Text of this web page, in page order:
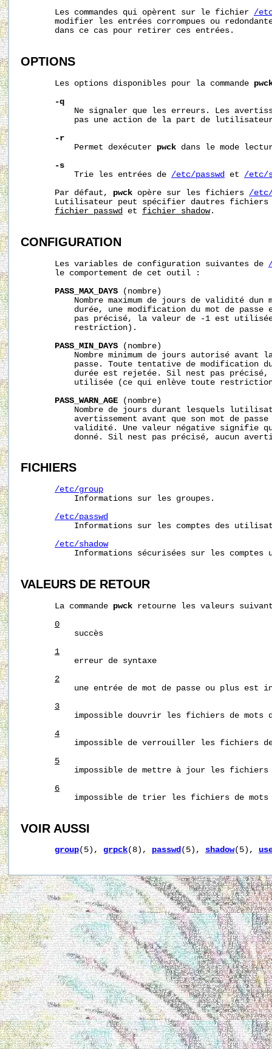
       Les commandes qui opèrent sur le fichier
/
modifier les entrées corrompues ou
       dans ce cas pour retirer ces entrées.
OPTIONS
       Les options disponibles pour la commande
-q
Ne signaler que les erreurs. Les
pas une action de la part de
-r
           Permet dexécuter
pwck dans le mode
-s
           Trie les entrées de
/etc/passwd et /etc/
       Par défaut,
pwck opère sur les fichiers /etc/
Lutilisateur peut spécifier dautres fichiers
fichier_passwd
et fichier_shadow.
CONFIGURATION
       Les variables de configuration suivantes de
       le comportement de cet outil :
PASS_MAX_DAYS (nombre)
Nombre maximum de jours de validité dun
durée, une modification du mot de passe
pas précisé, la valeur de -1 est
           restriction).
PASS_MIN_DAYS (nombre)
Nombre minimum de jours autorisé avant
passe. Toute tentative de modification
durée est rejetée. Sil nest pas précisé,
utilisée (ce qui enlève toute
PASS_WARN_AGE (nombre)
Nombre de jours durant lesquels
avertissement avant que son mot de passe
validité. Une valeur négative signifie
donné. Sil nest pas précisé, aucun
FICHIERS
/etc/group
           Informations sur les groupes.
/etc/passwd
Informations sur les comptes des
/etc/shadow
Informations sécurisées sur les comptes
VALEURS DE RETOUR
       La commande
pwck retourne les valeurs
0
           succès
1
           erreur de syntaxe
2
une entrée de mot de passe ou plus est
3
impossible douvrir les fichiers de mots
4
impossible de verrouiller les fichiers
5
impossible de mettre à jour les fichiers
6
impossible de trier les fichiers de mots
VOIR AUSSI
group(5), grpck(8), passwd(5), shadow(5),